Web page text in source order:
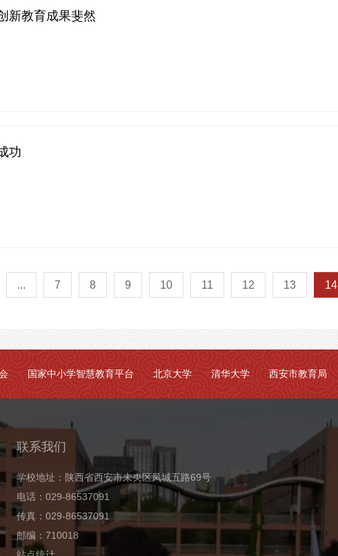
新教育成果斐然
功
... 7 8 9 10 11 12 13 14
国家中小学智慧教育平台 北京大学 清华大学 西安市教育局
联系我们
学校地址：陕西省西安市未央区凤城五路69号
电话：029-86537091
传真：029-86537091
邮编：710018